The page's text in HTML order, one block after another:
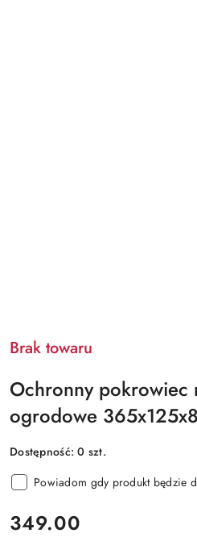
Brak towaru
Ochronny pokrowiec
ogrodowe
Dostępność:0 szt.
Powiadom gdy produkt będzie
cena:
349.00